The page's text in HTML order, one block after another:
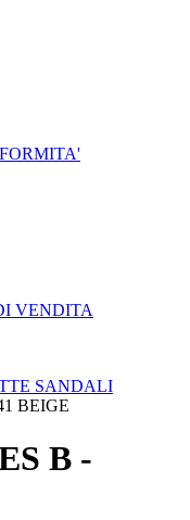
VENDITA
SANDALI
BEIGE
B -